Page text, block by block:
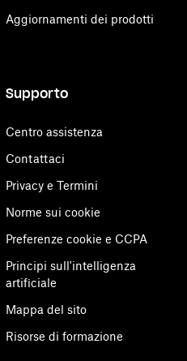
Aggiornamenti dei prodotti
Supporto
Centro assistenza
Contattaci
Privacy e Termini
Norme sui cookie
Preferenze cookie e CCPA
Principi sull'intelligenza
artificiale
Mappa del sito
Risorse di formazione